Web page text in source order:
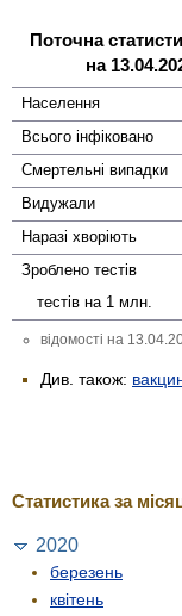
Поточна
на
Населення
Всього інфі­ковано
Смер­тельні випадки
Виду­жали
Наразі хворіють
Зроблено тестів
тестів на 1 млн.
відомості на
Див. також:
Статистика за
2020
березень
квітень